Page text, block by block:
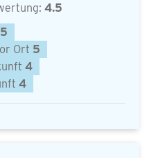
4.5
5
Ort 5
4
4